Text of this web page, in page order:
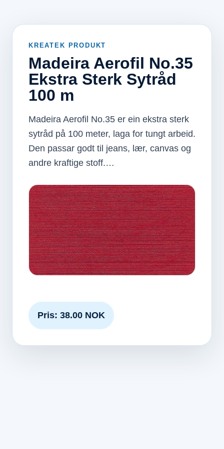
KREATEK PRODUKT
Madeira Aerofil No.35
Ekstra Sterk Sytråd
100 m
Madeira Aerofil No.35 er ein ekstra sterk
sytråd på 100 meter, laga for tungt arbeid.
Den passar godt til jeans, lær, canvas og
andre kraftige stoff.…
Pris: 38.00 NOK